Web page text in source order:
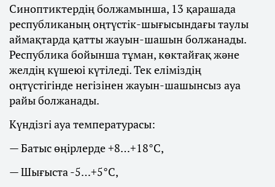
Синоптиктердің болжамынша, 13 қарашада
республиканың оңтүстік-шығысындағы таулы
аймақтарда қатты жауын-шашын болжанады.
Республика бойынша тұман, көктайғақ және
желдің күшеюі күтіледі. Тек еліміздің
оңтүстігінде негізінен жауын-шашынсыз ауа
райы болжанады.
Күндізгі ауа температурасы:
— Батыс өңірлерде +8…+18°С,
— Шығыста -5…+5°С,